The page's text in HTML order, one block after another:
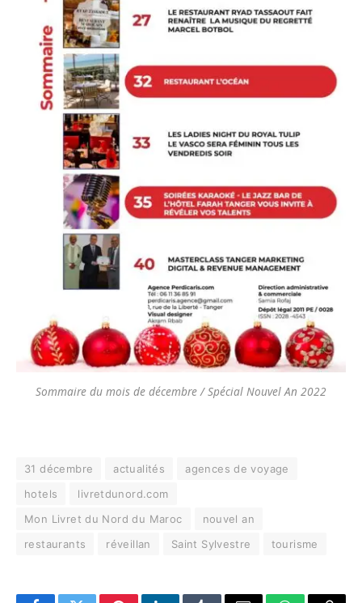
Sommaire du mois de décembre / Spécial Nouvel An 2022
31 décembre actualités
agences de voyage
hotels
livretdunord.com
Mon Livret du Nord du Maroc
nouvel an
restaurants
réveillan Saint Sylvestre tourisme